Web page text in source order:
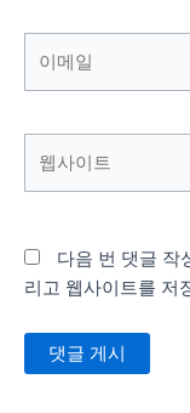
다음 번 댓글 작
리고 웹사이트를 저